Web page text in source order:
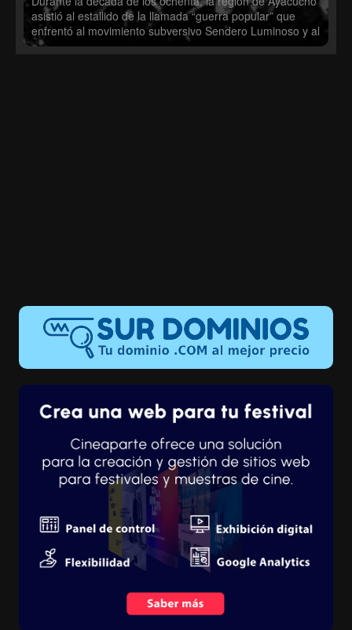
asistió al estallido de la llamada “guerra popular” que
enfrentó al movimiento subversivo Sendero Luminoso y al
Estado Peruano. La región fue pronto declarada en